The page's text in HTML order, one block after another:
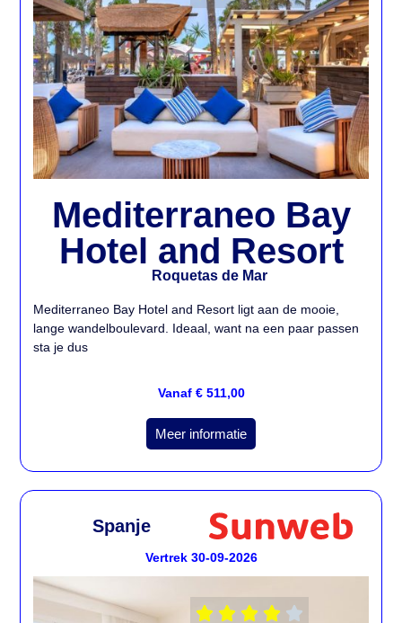
Mediterraneo Bay
Hotel and Resort
Roquetas de Mar
Mediterraneo Bay Hotel and Resort ligt aan de mooie,
lange wandelboulevard. Ideaal, want na een paar passen
sta je dus
Vanaf € 511,00
Meer informatie
Spanje
Vertrek 30-09-2026
    